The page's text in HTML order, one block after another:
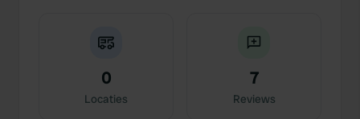
0
Locaties
7
Reviews